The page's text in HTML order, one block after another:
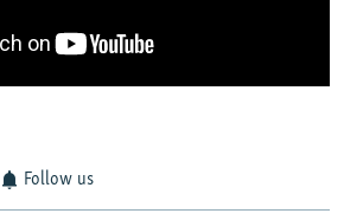
Follow us